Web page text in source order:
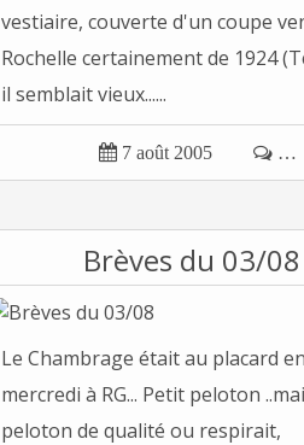
vestiaire, couverte d'un coupe
Rochelle certainement de 1924
il semblait vieux......
 7 août 2005  …
Brèves du 03/08
Le Chambrage était au placard
mercredi à RG... Petit peloton
peloton de qualité ou respirait,